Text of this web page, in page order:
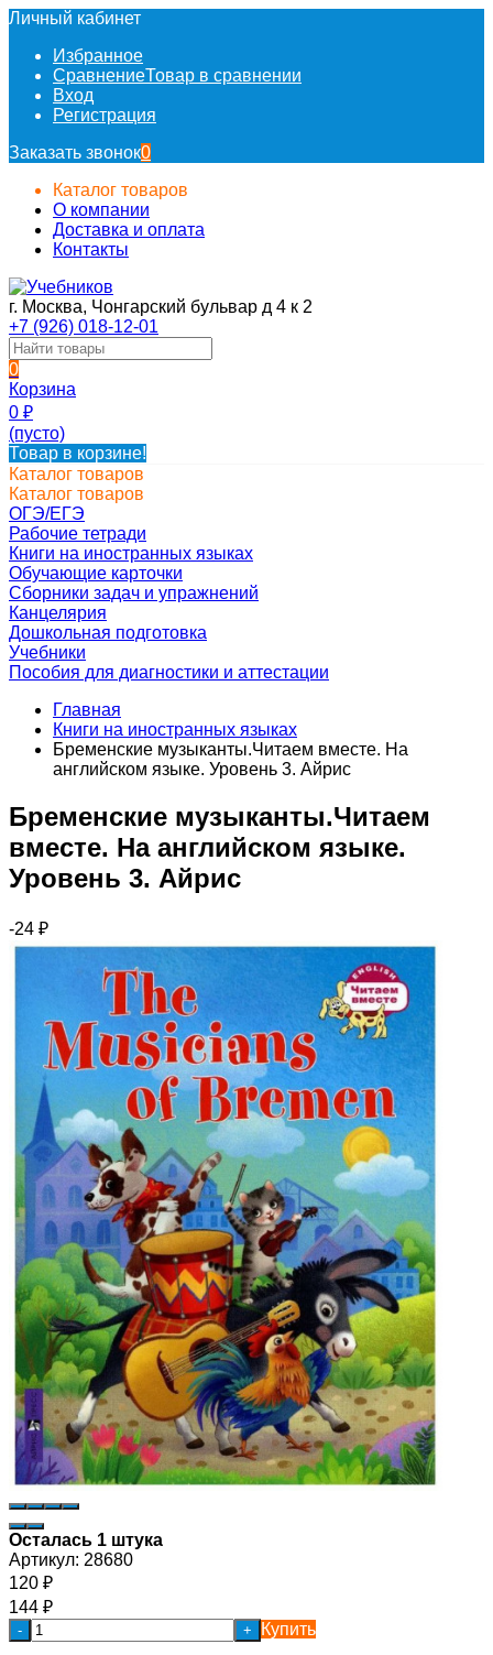
Личный кабинет
Избранное
СравнениеТовар в сравнении
Вход
Регистрация
Заказать звонок0
Каталог товаров
О компании
Доставка и оплата
Контакты
г. Москва, Чонгарский бульвар д 4 к 2
+7 (926) 018-12-01
0
Корзина
0 ₽
(пусто)
Товар в корзине!
Каталог товаров
Каталог товаров
ОГЭ/ЕГЭ
Рабочие тетради
Книги на иностранных языках
Обучающие карточки
Сборники задач и упражнений
Канцелярия
Дошкольная подготовка
Учебники
Пособия для диагностики и аттестации
Главная
Книги на иностранных языках
Бременские музыканты.Читаем вместе. На
английском языке. Уровень 3. Айрис
Бременские музыканты.Читаем
вместе. На английском языке.
Уровень 3. Айрис
-24 ₽
Осталась 1 штука
Артикул: 28680
120 ₽
144 ₽
- + Купить